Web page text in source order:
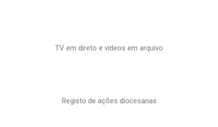
TV em direto e vídeos em arquivo
Registo de ações diocesanas